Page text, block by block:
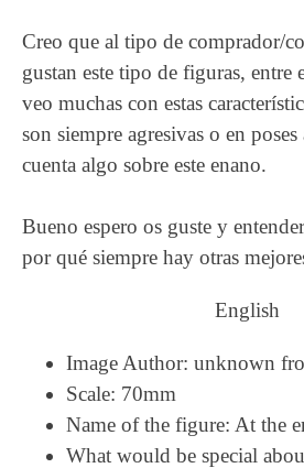
Creo que al tipo de comprador/
gustan este tipo de figuras,
veo muchas con estas
son siempre agresivas o en
cuenta algo sobre este enano.
Bueno espero os guste y
por qué siempre hay otras
English
Image Author: unknown
Scale: 70mm
Name of the figure: At the
What would be special